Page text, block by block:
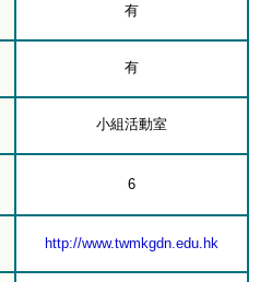
有
有
小組活動室
6
http://www.twmkgdn.edu.hk